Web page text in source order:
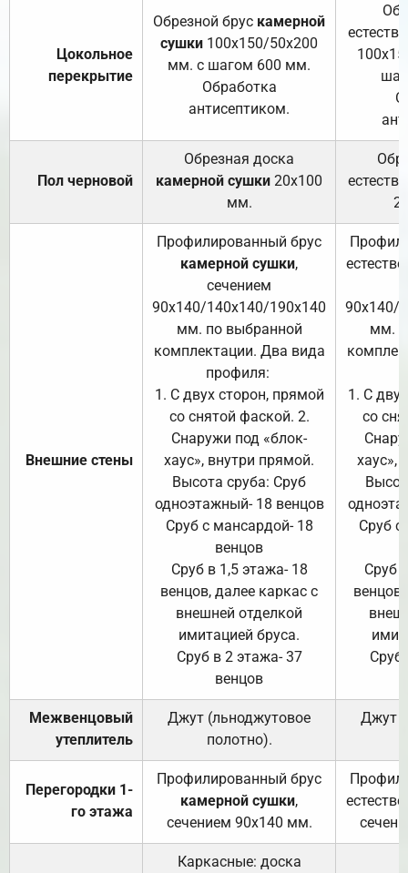
Цокольное
перекрытие
Обрезной брус камерной
сушки 100х150/50х200
мм. с шагом 600 мм.
Обработка
антисептиком.
Пол черновой
Обрезная доска
камерной сушки 20х100
мм.
Внешние стены
Профилированный брус
камерной сушки,
сечением
90х140/140х140/190х140
мм. по выбранной
комплектации. Два вида
профиля:
1. С двух сторон, прямой
со снятой фаской. 2.
Снаружи под «блок-
хаус», внутри прямой.
Высота сруба: Сруб
одноэтажный- 18 венцов
Сруб с мансардой- 18
венцов
Сруб в 1,5 этажа- 18
венцов, далее каркас с
внешней отделкой
имитацией бруса.
Сруб в 2 этажа- 37
венцов
90х140/
мм.
1. С
со
хаус»,
Сруб с
Сруб
Сруб
Межвенцовый
утеплитель
Джут (льноджутовое
полотно).
Джут
Перегородки 1-
го этажа
Профилированный брус
камерной сушки,
сечением 90х140 мм.
Каркасные: доска